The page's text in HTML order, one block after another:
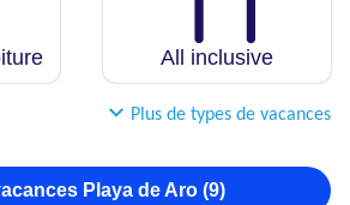
All inclusive
Plus de types de vacances
Playa de Aro (9)